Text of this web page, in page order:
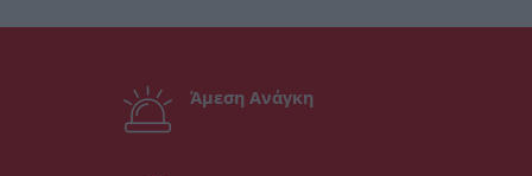
Άμεση Ανάγκη